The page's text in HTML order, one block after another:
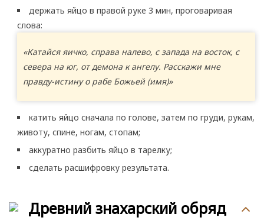
держать яйцо в правой руке 3 мин, проговаривая
слова:
«Катайся яичко, справа налево, с запада на восток, с
севера на юг, от демона к ангелу. Расскажи мне
правду-истину о рабе Божьей (имя)»
катить яйцо сначала по голове, затем по груди, рукам,
животу, спине, ногам, стопам;
аккуратно разбить яйцо в тарелку;
сделать расшифровку результата.
Древний знахарский обряд